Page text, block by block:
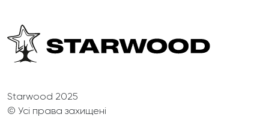
Starwood 2025
© Усі права захищені